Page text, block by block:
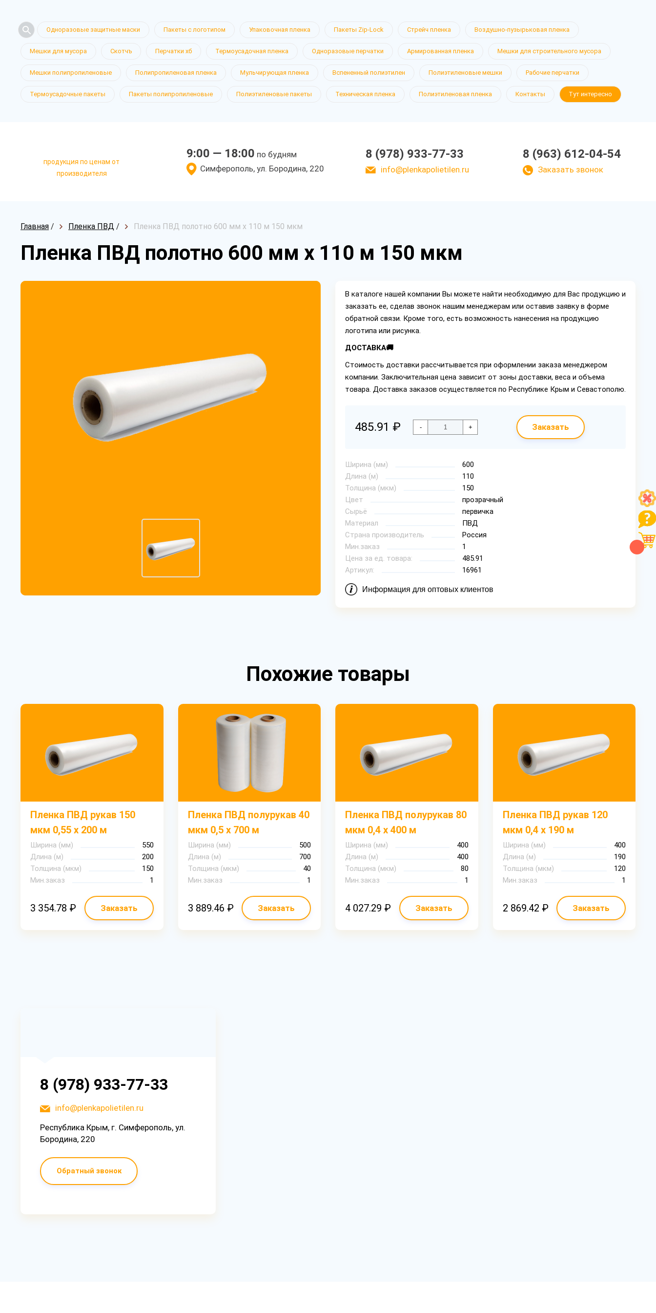
Одноразовые защитные маски Пакеты с логотипом Упаковочная пленка Пакеты Zip-Lock Стрейч пленка Воздушно-пузырьковая пленка
Мешки для мусора Скотчъ Перчатки хб Термоусадочная пленка Одноразовые перчатки Армированная пленка Мешки для строительного мусора
Мешки полипропиленовые Полипропиленовая пленка Мульчирующая пленка Вспененный полиэтилен Полиэтиленовые мешки Рабочие перчатки
Термоусадочные пакеты Пакеты полипропиленовые Полиэтиленовые пакеты Техническая пленка Полиэтиленовая пленка Контакты Тут интересно
продукция по ценам от
производителя
9:00 — 18:00 по будням
Симферополь, ул. Бородина, 220
8 (978) 933-77-33
info@plenkapolietilen.ru
8 (963) 612-04-54
Заказать звонок
Главная / Пленка ПВД / Пленка ПВД полотно 600 мм х 110 м 150 мкм
Пленка ПВД полотно 600 мм х 110 м 150 мкм
В каталоге нашей компании Вы можете найти необходимую для Вас продукцию и
заказать ее, сделав звонок нашим менеджерам или оставив заявку в форме
обратной связи. Кроме того, есть возможность нанесения на продукцию
логотипа или рисунка.
ДОСТАВКА🚚
Стоимость доставки рассчитывается при оформлении заказа менеджером
компании. Заключительная цена зависит от зоны доставки, веса и объема
товара. Доставка заказов осуществляется по Республике Крым и Севастополю.
485.91 ₽ - + Заказать
Ширина (мм)
600
Длина (м)
110
Толщина (мкм)
150
Цвет
прозрачный
Сырьё
первичка
Материал
ПВД
Страна производитель
Россия
Мин.заказ
1
Цена за ед. товара:
485.91
Артикул:
16961
Информация для оптовых клиентов
Похожие товары
Пленка ПВД рукав 150
мкм 0,55 х 200 м
Ширина (мм)
550
Длина (м)
200
Толщина (мкм)
150
Мин.заказ
1
3 354.78 ₽ Заказать
Пленка ПВД полурукав 40
мкм 0,5 х 700 м
Ширина (мм)
500
Длина (м)
700
Толщина (мкм)
40
Мин.заказ
1
3 889.46 ₽ Заказать
Пленка ПВД полурукав 80
мкм 0,4 х 400 м
Ширина (мм)
400
Длина (м)
400
Толщина (мкм)
80
Мин.заказ
1
4 027.29 ₽ Заказать
Пленка ПВД рукав 120
мкм 0,4 х 190 м
Ширина (мм)
400
Длина (м)
190
Толщина (мкм)
120
Мин.заказ
1
2 869.42 ₽ Заказать
8 (978) 933-77-33
info@plenkapolietilen.ru
Республика Крым, г. Симферополь, ул.
Бородина, 220
Обратный звонок